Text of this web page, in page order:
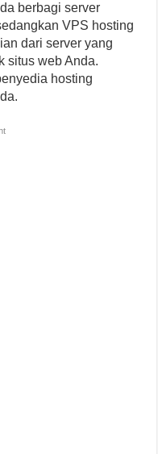
berbagi server
VPS hosting
dari server yang
situs web Anda.
hosting